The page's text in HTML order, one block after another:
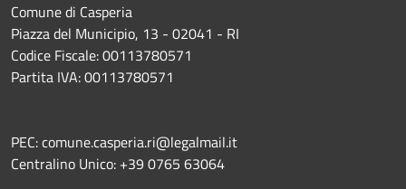
Comune di Casperia
Piazza del Municipio, 13 - 02041 - RI
Codice Fiscale: 00113780571
Partita IVA: 00113780571
PEC: comune.casperia.ri@legalmail.it
Centralino Unico: +39 0765 63064